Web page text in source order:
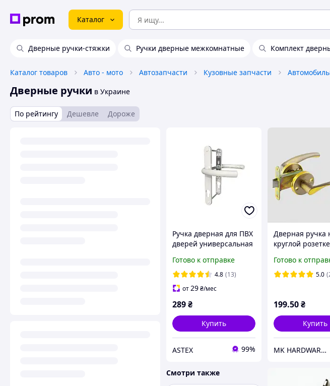
Каталог
Дверные ручки-стяжки Ручки дверные межкомнатные Комплект
Каталог товаров Авто - мото Автозапчасти Кузовные запчасти
Дверные ручки в Украине
По рейтингу Дешевле Дороже
Ручка дверная для ПВХ
дверей универсальная
Astex ANTEY DHS
85/26/200 РАЛ 9016
Белый
Готово к отправке
4.8 (13)
от29₴/мес
289₴
Купить
ASTEX 99%
Дверная ручка
круглой
с чёрным
Готово к
5.0
199.50₴
Купить
MK HARDWARE Дверна та меблева фурнітура
Смотри также